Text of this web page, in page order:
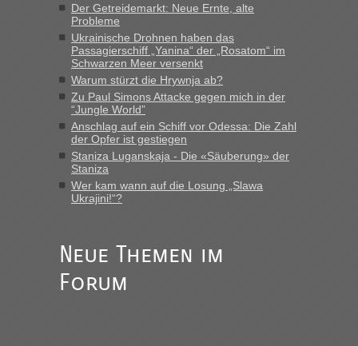
MHG1023 inBerichte und Reisetipps • Re: Mit dem Zug in
die Ukraine
„Man sollte aber explizit dazu schreiben, daß es ein Zug von
LeoExpress ist - und nur auf deren Webseite kann man die
Fahrkarten kaufen. Zumindest ist es die erste Umsteigefreie
Verbindung von Deutschland...“
Recht, Visa und Dokumente • Re: Deklaration
gebrauchter Kleidung beim Zoll
„Vielen Dank, mit einem Briefchen meiner Frau im Gepäck
gab es keine Probleme“
fast 11 Milliarden aufgedeckt
„Am besten wäre natürlich, wenn die Frau mit dabei ist.
Alleinreisende Männer stehen schließlich immer unter
Der Getreidemarkt: Neue Ernte, alte
Probleme
Ukrainische Drohnen haben das
Passagierschiff „Yanina“ der „Rosatom“ im
Schwarzen Meer versenkt
Warum stürzt die Hrywnja ab?
Zu Paul Simons Attacke gegen mich in der
“Jungle World”
Anschlag auf ein Schiff vor Odessa: Die Zahl
der Opfer ist gestiegen
Staniza Luganskaja - Die «Säuberung» der
Staniza
Wer kam wann auf die Losung „Slawa
Ukrajini!“?
Neue Themen im
Forum